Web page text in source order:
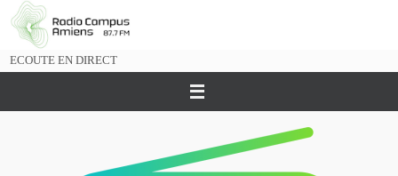
Passer
vers
ECOUTE EN DIRECT